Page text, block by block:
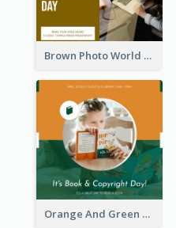
Brown Photo World Press Freedom Day Instagram Post
Orange And Green Photo Book And Copyright Day Instagram Post